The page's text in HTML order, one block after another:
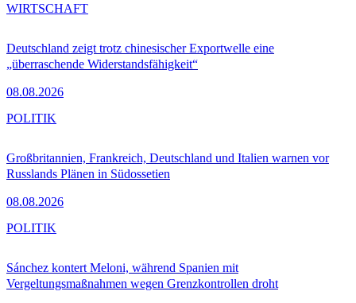
Deutschland zeigt trotz chinesischer Exportwelle eine
„überraschende Widerstandsfähigkeit“
08.08.2026
WIRTSCHAFT
Großbritannien, Frankreich, Deutschland und Italien warnen vor
Russlands Plänen in Südossetien
08.08.2026
POLITIK
Sánchez kontert Meloni, während Spanien mit
Vergeltungsmaßnahmen wegen Grenzkontrollen droht
POLITIK